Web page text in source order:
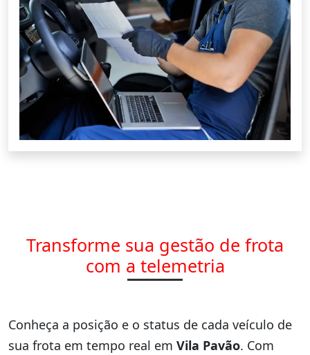
Transforme sua gestão de frota
com a telemetria
Conheça a posição e o status de cada veículo de
sua frota em tempo real em Vila Pavão. Com